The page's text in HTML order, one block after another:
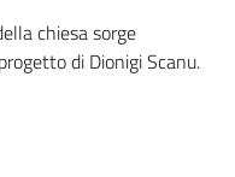
chiesa sorge
di Dionigi Scanu.